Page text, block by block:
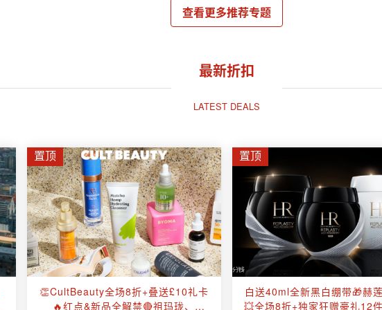
查看更多推荐专题
最新折扣
LATEST DEALS
置顶
👏CultBeauty全场8折+叠送£10礼卡
🔥红点&新品全解禁🔴祖玛珑、
置顶
白送40ml全新黑白绷带🎁赫
💥全场8折+独家狂赠豪礼12